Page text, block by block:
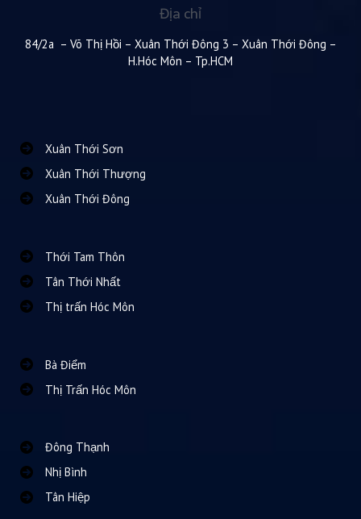
Địa chỉ
84/2a – Võ Thị Hồi – Xuân Thới Đông 3 – Xuân Thới Đông –
H.Hóc Môn – Tp.HCM
Xuân Thới Sơn
Xuân Thới Thượng
Xuân Thới Đông
Thới Tam Thôn
Tân Thới Nhất
Thị trấn Hóc Môn
Bà Điểm
Thị Trấn Hóc Môn
Đông Thạnh
Nhị Bình
Tân Hiệp